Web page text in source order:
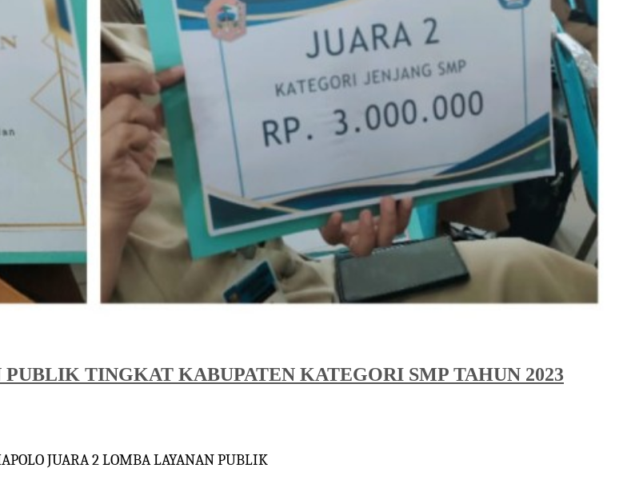
TINGKAT KABUPATEN KATEGORI SMP TAHUN 2023
JUARA 2 LOMBA LAYANAN PUBLIK